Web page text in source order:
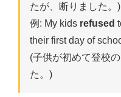
たが、断りました。)
例: My kids refused
their first day of
(子供が初めて登校
た。)